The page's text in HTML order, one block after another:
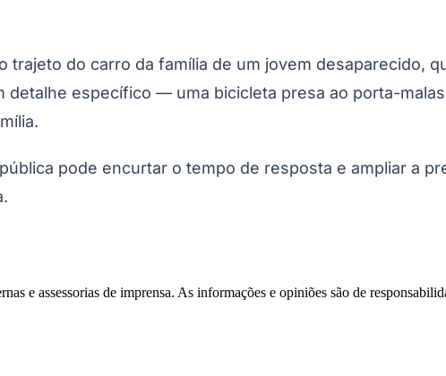
do carro da família de um jovem desaparecido,
específico — uma bicicleta presa ao porta-
pode encurtar o tempo de resposta e ampliar a
e assessorias de imprensa. As informações e opiniões são de